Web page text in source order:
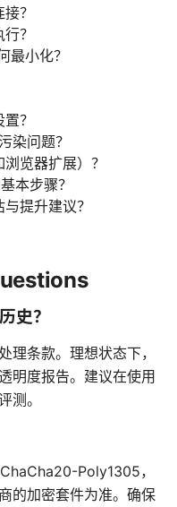
？
？
最小化？
？
染问题？
览器扩展）？
本步骤？
提升建议？
史？
理条款。理想状态下，
明度报告。建议在使用
测。
Poly1305，
的加密套件为准。确保